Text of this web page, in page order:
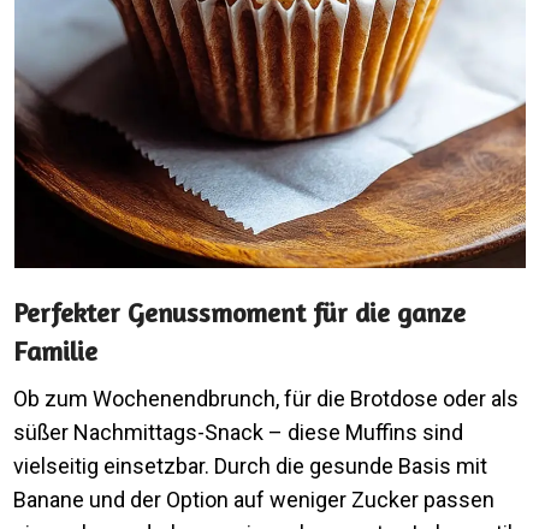
Perfekter Genussmoment für die ganze
Familie
Ob zum Wochenendbrunch, für die Brotdose oder als
süßer Nachmittags-Snack – diese Muffins sind
vielseitig einsetzbar. Durch die gesunde Basis mit
Banane und der Option auf weniger Zucker passen